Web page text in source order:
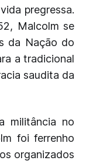
pregressa.
Malcolm se
da Nação do
a tradicional
saudita da
militância no
foi ferrenho
organizados